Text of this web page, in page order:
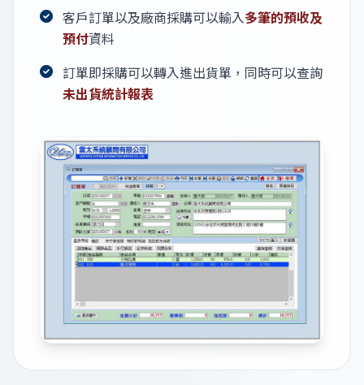
客戶訂單以及廠商採購可以輸入多筆的預收及
預付資料
訂單即採購可以轉入進出貨單，同時可以查詢
未出貨統計報表